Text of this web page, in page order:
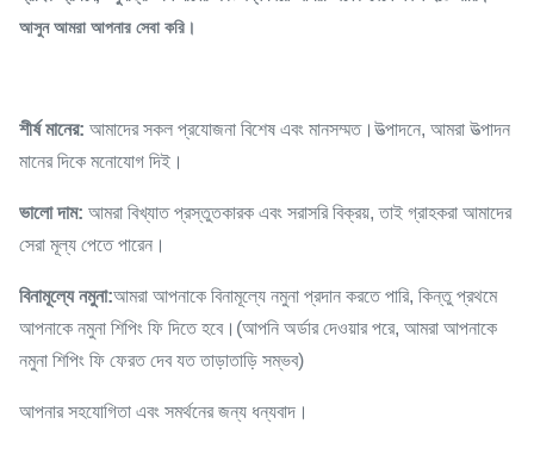
আসুন আমরা আপনার সেবা করি।
শীর্ষ মানের: আমাদের সকল প্রযোজনা বিশেষ এবং মানসম্মত।উত্পাদনে, আমরা উত্পাদন
মানের দিকে মনোযোগ দিই।
ভালো দাম: আমরা বিখ্যাত প্রস্তুতকারক এবং সরাসরি বিক্রয়, তাই গ্রাহকরা আমাদের
সেরা মূল্য পেতে পারেন।
বিনামূল্যে নমুনা:আমরা আপনাকে বিনামূল্যে নমুনা প্রদান করতে পারি, কিন্তু প্রথমে
আপনাকে নমুনা শিপিং ফি দিতে হবে।(আপনি অর্ডার দেওয়ার পরে, আমরা আপনাকে
নমুনা শিপিং ফি ফেরত দেব যত তাড়াতাড়ি সম্ভব)
আপনার সহযোগিতা এবং সমর্থনের জন্য ধন্যবাদ।